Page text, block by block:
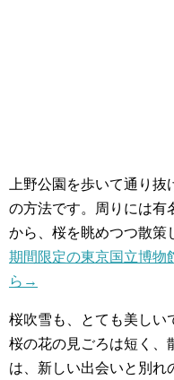
上野公園を歩いて通り
の方法です。周りには有
から、桜を眺めつつ散策
期間限定の東京国立博物
ら→
桜吹雪も、とても美しい
桜の花の見ごろは短く、
は、新しい出会いと別れ